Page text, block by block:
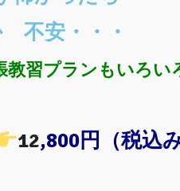
不安・・・
教習プランもいろい
12,800円（税込み